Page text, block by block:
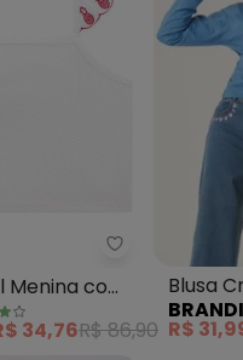
Nanai - Boxy
com
34,76R$ 86,90
Blusa
Menina
(Azul)
R$